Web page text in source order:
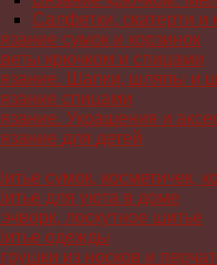
Салфетки, скатерти и
сумок и корзинок
крючком и спицами
Шапки, шляпы и
спицами
Украшения и
для детей
сумок, косметичек,
для уюта в доме
лоскутное шитье
одежды
из носков и